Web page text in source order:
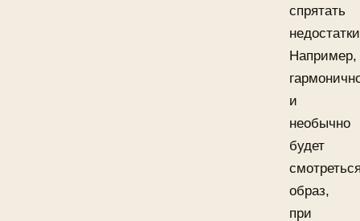
спрятать
Например,
и
необычно
будет
образ,
при